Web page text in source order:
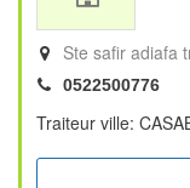
Ste safir adiafa
0522500776
Traiteur ville: